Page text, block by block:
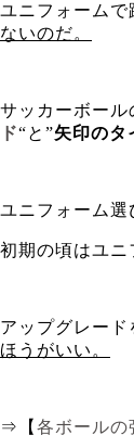
ユニフォームで
ないのだ。
サッカーボール
ド“と”矢印のタ
ユニフォーム選
初期の頃はユニ
アップグレード
ほうがいい。
⇒【 各ボールの